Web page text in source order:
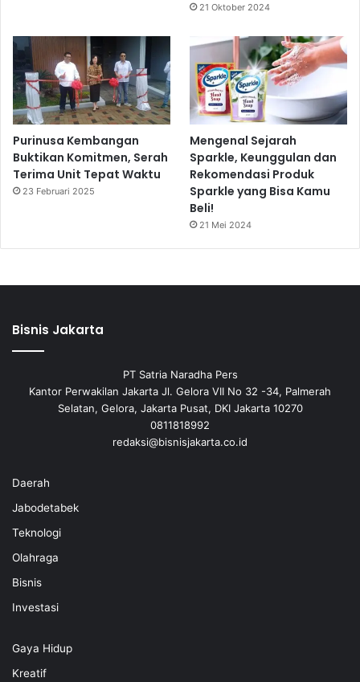
21 Oktober 2024
Purinusa Kembangan
Buktikan Komitmen, Serah
Terima Unit Tepat Waktu
23 Februari 2025
Mengenal Sejarah
Sparkle, Keunggulan dan
Rekomendasi Produk
Sparkle yang Bisa Kamu
Beli!
21 Mei 2024
Bisnis Jakarta
PT Satria Naradha Pers
Kantor Perwakilan Jakarta Jl. Gelora VII No 32 -34, Palmerah
Selatan, Gelora, Jakarta Pusat, DKI Jakarta 10270
0811818992
redaksi@bisnisjakarta.co.id
Daerah
Jabodetabek
Teknologi
Olahraga
Bisnis
Investasi
Gaya Hidup
Kreatif